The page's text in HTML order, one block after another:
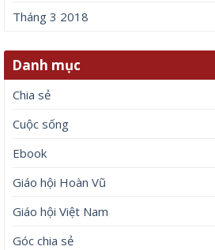
Tháng 3 2018
Danh mục
Chia sẻ
Cuộc sống
Ebook
Giáo hội Hoàn Vũ
Giáo hội Việt Nam
Góc chia sẻ